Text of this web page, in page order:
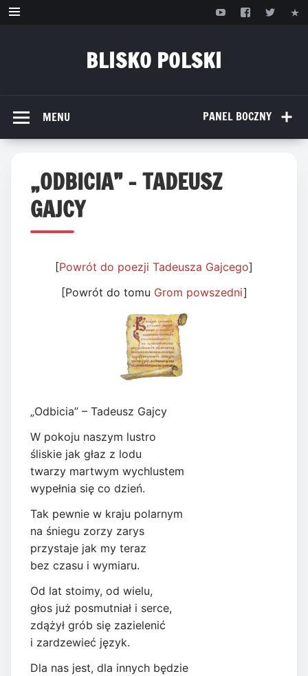
Przejdź
BLISKO POLSKI
PANEL BOCZNY
MENU
„ODBICIA” – TADEUSZ
GAJCY
[Powrót do poezji Tadeusza Gajcego]
[Powrót do tomu Grom powszedni]
„Odbicia” – Tadeusz Gajcy
W pokoju naszym lustro
śliskie jak głaz z lodu
twarzy martwym wychlustem
wypełnia się co dzień.
Tak pewnie w kraju polarnym
na śniegu zorzy zarys
przystaje jak my teraz
bez czasu i wymiaru.
Od lat stoimy, od wielu,
głos już posmutniał i serce,
zdążył grób się zazielenić
i zardzewieć język.
Dla nas jest, dla innych będzie